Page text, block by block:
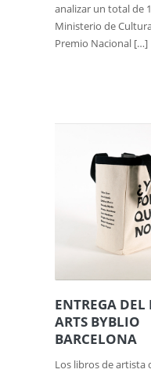
analizar un total de
Ministerio de
Premio Nacional […]
ENTREGA DEL
ARTS BYBLIO
BARCELONA
Los libros de artista